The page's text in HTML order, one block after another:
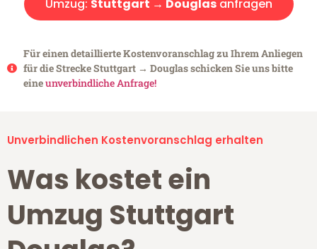
Umzug: Stuttgart → Douglasanfragen
Für einen detaillierte Kostenvoranschlag zu Ihrem Anliegen
für die Strecke Stuttgart → Douglas schicken Sie uns bitte
eineunverbindliche Anfrage!
Unverbindlichen Kostenvoranschlag erhalten
Was kostet ein
Umzug Stuttgart